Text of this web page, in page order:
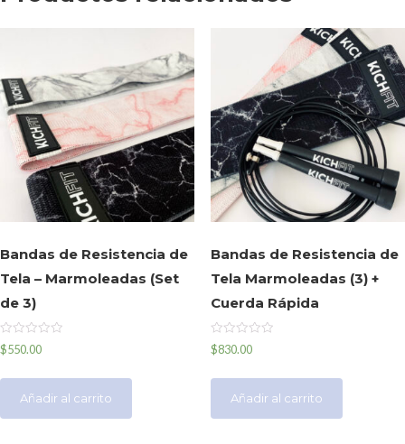
Bandas de Resistencia de
Tela – Marmoleadas (Set
de 3)
Valorado
en
de
$550.00
Añadir al carrito
Bandas de Resistencia de
Tela Marmoleadas (3) +
Cuerda Rápida
Valorado
en
de
$830.00
Añadir al carrito